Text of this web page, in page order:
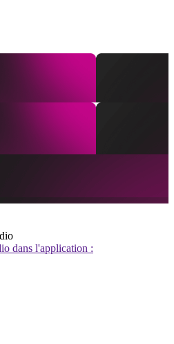
dans l'application :